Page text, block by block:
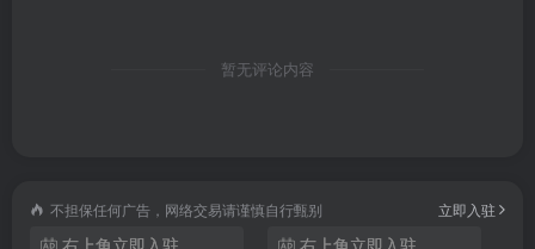
是由百度公司针对硬件配置较低机型、内
捷、高效、灵活的体验。除此之外，百度极速版汇集全网优
暂无评论内容
不担保任何广告，网络交易请谨慎自行甄别 立即入驻
右上角立即入驻 右上角立即入驻